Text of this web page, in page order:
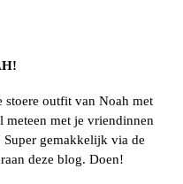
stoere outfit van Noah met
meteen met je vriendinnen
gemakkelijk via de
deze blog. Doen!